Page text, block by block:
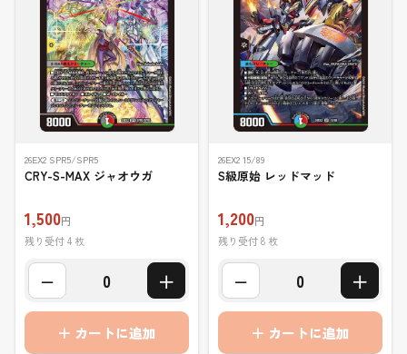
26EX2 SPR5/SPR5
CRY-S-MAX ジャオウガ
1,500円
残り受付 4 枚
− 0 ＋
＋ カートに追加
26EX2 15/89
S級原始 レッドマッド
1,200円
残り受付 8 枚
− 0 ＋
＋ カートに追加